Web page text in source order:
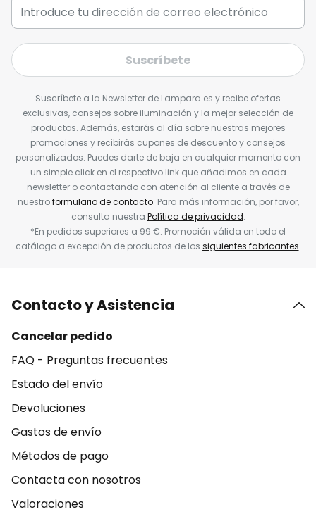
Suscríbete
Suscríbete a la Newsletter de Lampara.es y recibe ofertas
exclusivas, consejos sobre iluminación y la mejor selección de
productos. Además, estarás al día sobre nuestras mejores
promociones y recibirás cupones de descuento y consejos
personalizados. Puedes darte de baja en cualquier momento con
un simple click en el respectivo link que añadimos en cada
newsletter o contactando con atención al cliente a través de
nuestroformulario de contacto. Para más información, por favor,
consulta nuestra Política de privacidad.
*En pedidos superiores a 99 €. Promoción válida en todo el
catálogo a excepción de productos de los siguientes fabricantes.
Contacto y Asistencia
Cancelar pedido
FAQ - Preguntas frecuentes
Estado del envío
Devoluciones
Gastos de envío
Métodos de pago
Contacta con nosotros
Valoraciones